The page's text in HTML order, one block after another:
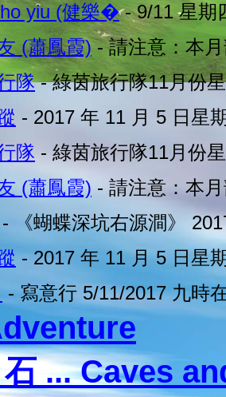
yiu (健樂�- 9/11 星期
(蕭鳳霞)- 請注意：本
隊- 綠茵旅行隊11月份
- 2017 年 11 月 5 日星
隊 - 綠茵旅行隊11月份
(蕭鳳霞) - 請注意：本
- 《蝴蝶深坑右源澗》
- 2017 年 11 月 5 日星
- 寫意行 5/11/2017 九時
... Caves